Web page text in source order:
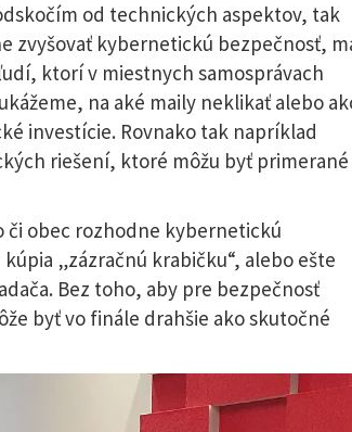
od technických aspektov, tak
zvyšovať kybernetickú bezpečnosť,
ktorí v miestnych samosprávach
na aké maily neklikať alebo
investície. Rovnako tak napríklad
riešení, ktoré môžu byť primerané
či obec rozhodne kybernetickú
„zázračnú krabičku“, alebo ešte
Bez toho, aby pre bezpečnosť
byť vo finále drahšie ako skutočné